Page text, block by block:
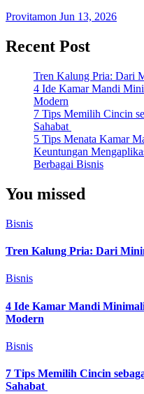
Provitamon Jun 13, 2026
Recent Post
Tren Kalung Pria: Dari
4 Ide Kamar Mandi
Modern
7 Tips Memilih Cincin
Sahabat
5 Tips Menata Kamar
Keuntungan
Berbagai Bisnis
You missed
Bisnis
Tren Kalung Pria: Dari
Bisnis
4 Ide Kamar Mandi
Modern
Bisnis
7 Tips Memilih Cincin
Sahabat